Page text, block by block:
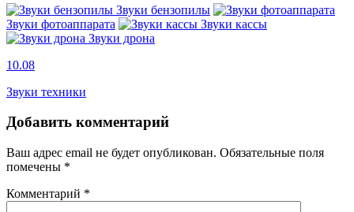
Звуки бензопилы
Звуки фотоаппарата
Звуки кассы
Звуки дрона
10.08
Звуки техники
Добавить комментарий
Ваш адрес email не будет опубликован. Обязательные поля
помечены *
Комментарий *